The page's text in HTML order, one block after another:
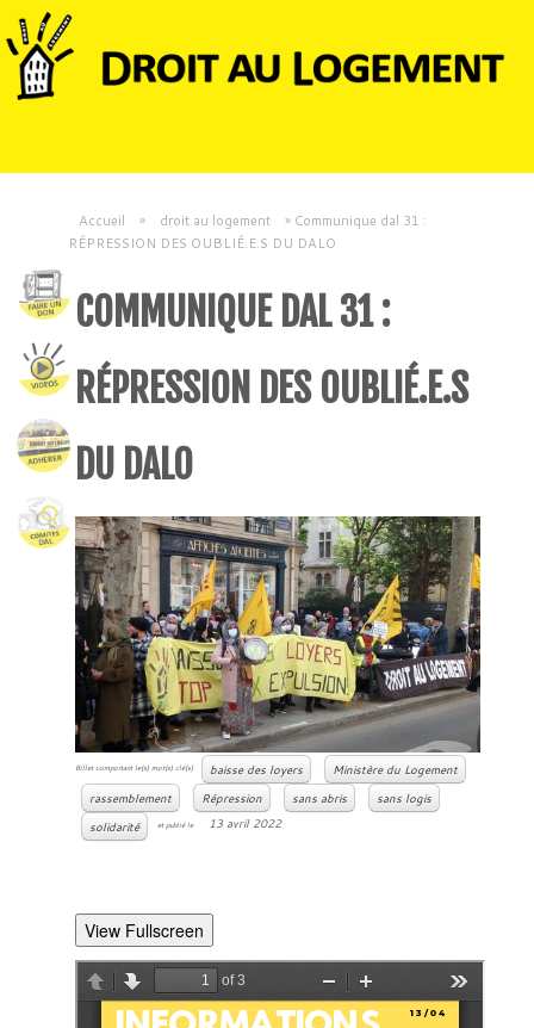
Accueil » droit au logement » Communique dal 31 :
RÉPRESSION DES OUBLIÉ.E.S DU DALO
COMMUNIQUE DAL 31 :
RÉPRESSION DES OUBLIÉ.E.S
DU DALO
Billet comportant le(s) mot(s) clé(s) baisse des loyers
Ministère du Logement
rassemblement
Répression sans abris
sans logis
solidarité
et publié le 13 avril 2022
View Fullscreen